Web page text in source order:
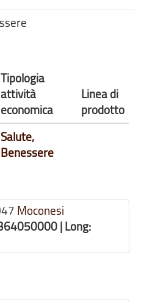
Tipologia
attività
economica
Linea di
prodotto
Salute,
Benessere
Moconesi
| Long: